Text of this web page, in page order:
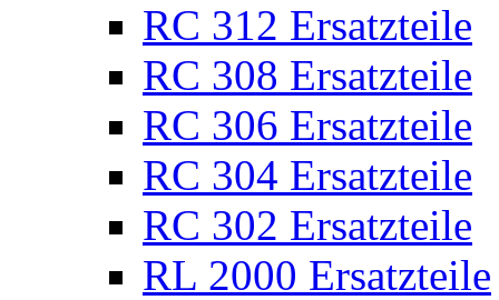
RC 312 Ersatzteile
RC 308 Ersatzteile
RC 306 Ersatzteile
RC 304 Ersatzteile
RC 302 Ersatzteile
RL 2000 Ersatzteile